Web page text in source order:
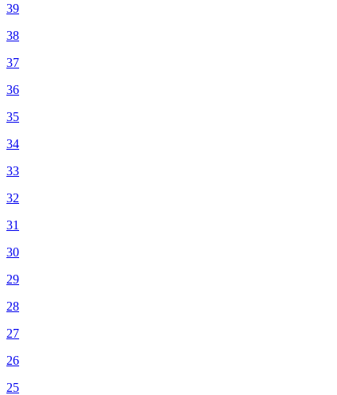
39
38
37
36
35
34
33
32
31
30
29
28
27
26
25